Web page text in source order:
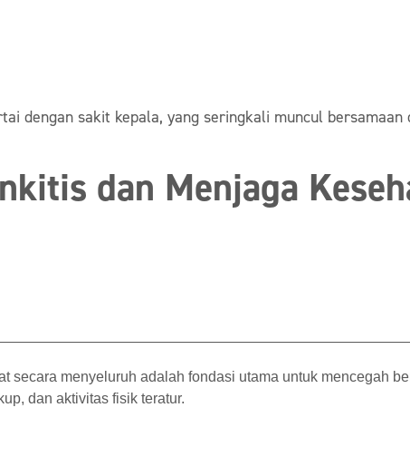
dengan sakit kepala, yang seringkali muncul bersamaan
dan Menjaga
secara menyeluruh adalah fondasi utama untuk mencegah
dan aktivitas fisik teratur.